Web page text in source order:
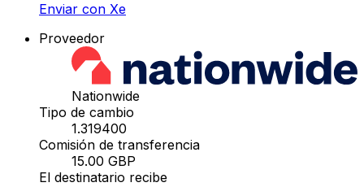
Enviar con Xe
Proveedor
Nationwide
Tipo de cambio
1.319400
Comisión de transferencia
15.00 GBP
El destinatario recibe